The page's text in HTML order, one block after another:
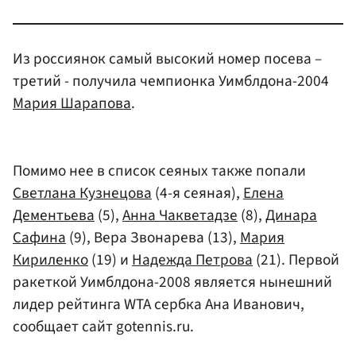
Из россиянок самый высокий номер посева –
третий - получила чемпионка Уимблдона-2004
Мария Шарапова.
Помимо нее в список сеяных также попали
Светлана Кузнецова(4-я сеяная),Елена
Дементьева(5),Анна Чакветадзе(8),Динара
Сафина(9), Вера Звонарева (13),Мария
Кириленко(19) иНадежда Петрова(21). Первой
ракеткой Уимблдона-2008 является нынешний
лидер рейтинга WTA сербка Ана Иванович,
сообщает сайт gotennis.ru.